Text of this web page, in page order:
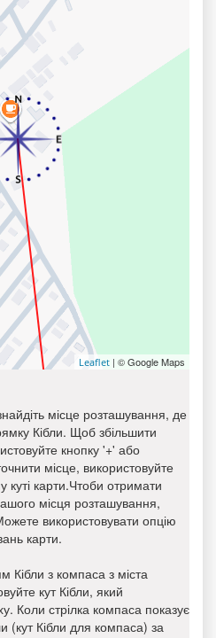
Leaflet | © Google Maps
місце розташування, де
Кібли. Щоб збільшити
кнопку '+' або
місце, використовуйте
карти.Чтоби отримати
місця розташування,
використовувати опцію
карти.
Кібли з компаса з міста
кут Кібли, який
Коли стрілка компаса показує
(кут Кібли для компаса) за